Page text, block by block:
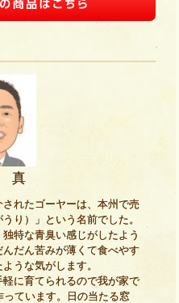
真
れたゴーヤーは、本州で売
り）」という名前でした。
特な青臭い感じがしたよう
だん苦みが薄くて食べやす
うな気がします。
に育てられるので我が家で
っています。日の当たる窓